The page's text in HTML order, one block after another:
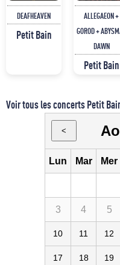
DEAFHEAVEN
Petit Bain
ALLEGAEON +
GOROD +
DAWN
Petit Bain
Voir tous les concerts Petit
<
Lun Mar Mer
3 4 5
10 11 12
17 18 19